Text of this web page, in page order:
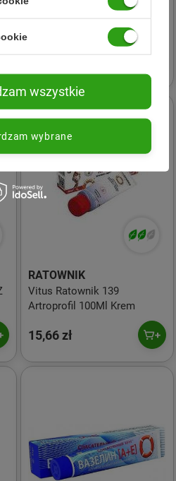
Vitus Ratownik − 54 Żel z
arniką i żywokostem − 50 g
RATOWNIK
Vitus Ratownik 139
Artroprofil 100Ml Krem
15,66 zł
wybrane
wszystkie